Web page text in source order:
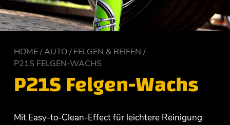
HOME AUTO FELGEN & REIFEN
P21S FELGEN-WACHS
P21S Felgen-Wachs
Mit Easy-to-Clean-Effect für leichtere Reinigung